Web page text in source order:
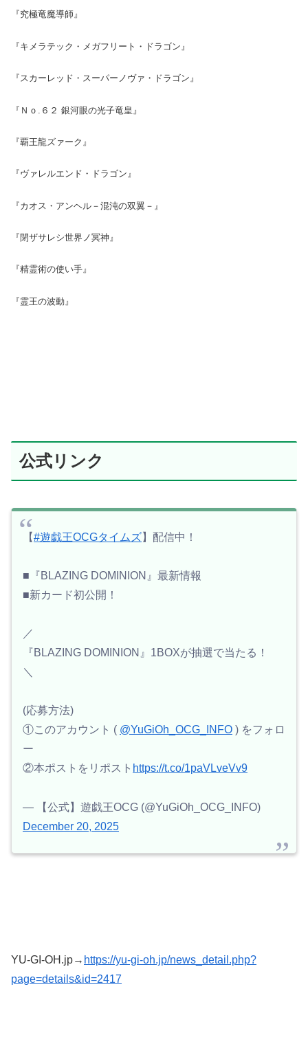
『究極竜魔導師』
『キメラテック・メガフリート・ドラゴン』
『スカーレッド・スーパーノヴァ・ドラゴン』
『Ｎｏ.６２ 銀河眼の光子竜皇』
『覇王龍ズァーク』
『ヴァレルエンド・ドラゴン』
『カオス・アンヘル－混沌の双翼－』
『閉ザサレシ世界ノ冥神』
『精霊術の使い手』
『霊王の波動』
公式リンク
【#遊戯王OCGタイムズ】配信中！
■『BLAZING DOMINION』最新情報
■新カード初公開！
／
『BLAZING DOMINION』1BOXが抽選で当たる！
＼
(応募方法)
①このアカウント ( @YuGiOh_OCG_INFO ) をフォロ
ー
②本ポストをリポスト https://t.co/1paVLveVv9
— 【公式】遊戯王OCG (@YuGiOh_OCG_INFO)
December 20, 2025
YU-GI-OH.jp→ https://yu-gi-oh.jp/news_detail.php?
page=details&id=2417